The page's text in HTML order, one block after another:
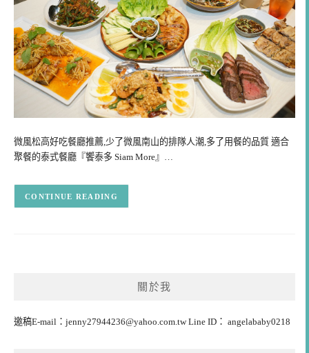
微風松高好吃餐廳推薦,少了微風南山的排隊人潮,多了用餐的品質 適合
聚餐的泰式餐廳『饗泰多 Siam More』…
CONTINUE READING
關於我
邀稿E-mail： jenny27944236@yahoo.com.twLine ID： angelababy0218